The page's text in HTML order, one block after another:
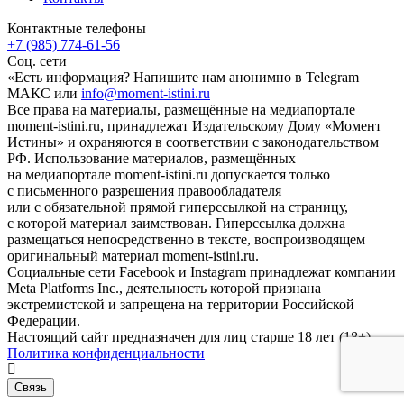
Контактные телефоны
+7 (985) 774-61-56
Соц. сети
«Есть информация? Напишите нам анонимно в Telegram
МАКС или info@moment-istini.ru
Все права на материалы, размещённые на медиапортале
moment-istini.ru, принадлежат Издательскому Дому «Момент
Истины» и охраняются в соответствии с законодательством
РФ. Использование материалов, размещённых
на медиапортале moment-istini.ru допускается только
с письменного разрешения правообладателя
или с обязательной прямой гиперссылкой на страницу,
с которой материал заимствован. Гиперссылка должна
размещаться непосредственно в тексте, воспроизводящем
оригинальный материал moment-istini.ru.
Социальные сети Facebook и Instagram принадлежат компании
Meta Platforms Inc., деятельность которой признана
экстремистской и запрещена на территории Российской
Федерации.
Настоящий сайт предназначен для лиц старше 18 лет (18+).
Политика конфиденциальности
Связь